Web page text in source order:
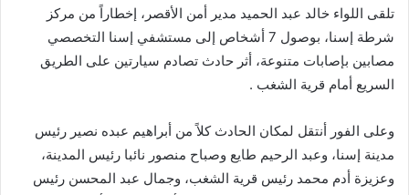
تلقى اللواء خالد عبد الحميد مدير أمن الأقصر، إخطاراً من مركز
شرطة إسنا، بوصول 7 أشخاص إلى مستشفي إسنا التخصصي
مصابين بإصابات متنوعة، أثر حادث تصادم سيارتين على الطريق
السريع أمام قرية الشغب .
وعلى الفور أنتقل لمكان الحادث كلاً من أبراهيم عبده نصير رئيس
مدينة إسنا، وعبد الرحيم طايع وصباح منصور نائبا رئيس المدينة،
وعزيزة أدم محمد رئيس قرية الشغب، وجمال عبد المحسن رئيس